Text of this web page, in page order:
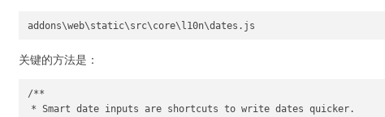
关键的方法是：
/**
* Smart date inputs are shortcuts to write dates quicker.